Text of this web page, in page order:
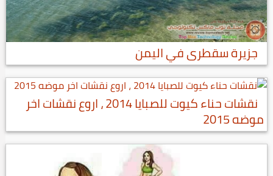
جزيرة سقطرى في اليمن
نقشات حناء كيوت للصبايا 2014 ، اروع نقشات اخر
موضه 2015